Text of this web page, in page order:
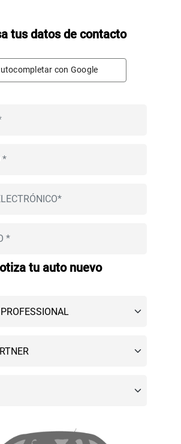
tus datos de contacto
con Google
tu auto nuevo